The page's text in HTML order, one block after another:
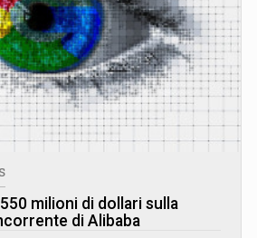
milioni di dollari sulla
di Alibaba